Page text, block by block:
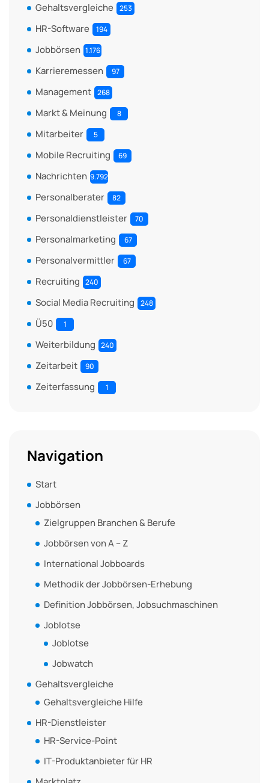
Gehaltsvergleiche 253
HR-Software 194
Jobbörsen 1.176
Karrieremessen 97
Management 268
Markt & Meinung 8
Mitarbeiter 5
Mobile Recruiting 69
Nachrichten 9.792
Personalberater 82
Personaldienstleister 70
Personalmarketing 67
Personalvermittler 67
Recruiting 240
Social Media Recruiting 248
Ü50 1
Weiterbildung 240
Zeitarbeit 90
Zeiterfassung 1
Navigation
Start
Jobbörsen
Zielgruppen Branchen & Berufe
Jobbörsen von A – Z
International Jobboards
Methodik der Jobbörsen-Erhebung
Definition Jobbörsen, Jobsuchmaschinen
Joblotse
Joblotse
Jobwatch
Gehaltsvergleiche
Gehaltsvergleiche Hilfe
HR-Dienstleister
HR-Service-Point
IT-Produktanbieter für HR